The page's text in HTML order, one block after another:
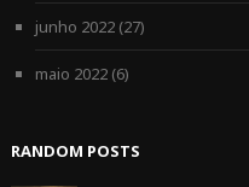
junho 2022(27)
maio 2022(6)
RANDOM POSTS